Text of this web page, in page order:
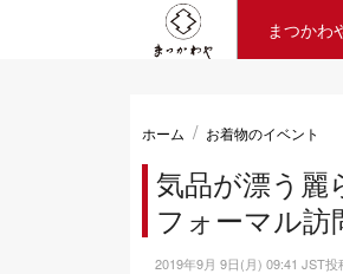
まつかわ
ホーム お着物のイベント
気品が漂う麗
フォーマル訪
2019年9月 9日(月) 09:41 JST投